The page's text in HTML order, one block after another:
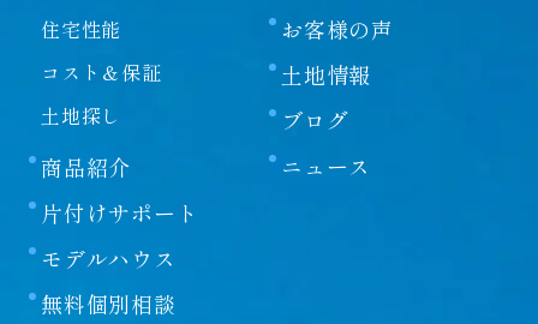
住宅性能
コスト＆保証
土地探し
商品紹介
片付けサポート
お客様の声
土地情報
ブログ
ニュース
モデルハウス
無料個別相談